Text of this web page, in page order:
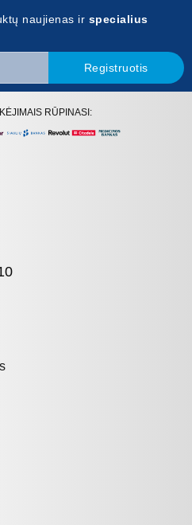
naujienas ir specialius
Registruotis
RŪPINASI: